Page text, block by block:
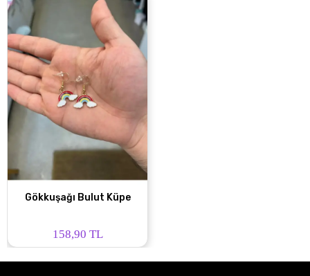
Gökkuşağı Bulut Küpe
158,90 TL